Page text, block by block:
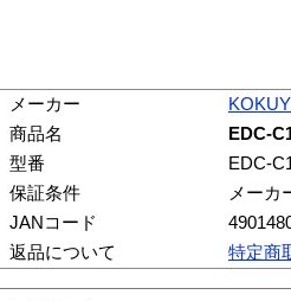
メーカー
商品名
EDC-
型番
EDC-
保証条件
メーカ
JANコード
返品について
特定商